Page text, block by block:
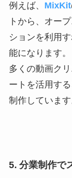
例えば、 MixKit
トから、オー
ションを利用
能になります。
多くの動画ク
ートを活用す
制作しています
5. 分業制作で